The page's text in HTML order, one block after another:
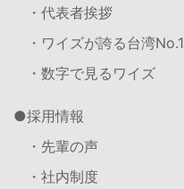
・代表者挨拶
・ワイズが誇る台湾No.1
・数字で見るワイズ
採用情報
・先輩の声
・社内制度